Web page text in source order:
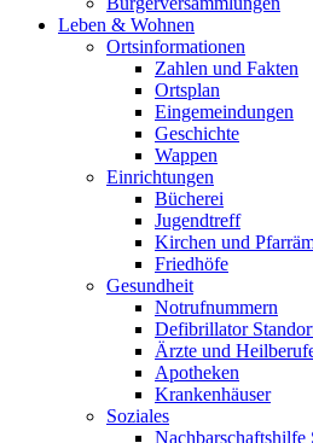
Leben & Wohnen
Ortsinformationen
Zahlen und Fakten
Ortsplan
Eingemeindungen
Geschichte
Wappen
Einrichtungen
Bücherei
Jugendtreff
Kirchen und
Friedhöfe
Gesundheit
Notrufnummern
Defibrillator
Ärzte und
Apotheken
Krankenhäuser
Soziales
Nachbarschaftshilfe